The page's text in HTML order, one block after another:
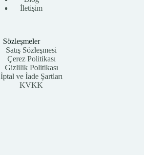
İletişim
Sözleşmeler
Satış Sözleşmesi
Çerez Politikası
Gizlilik Politikası
İptal ve İade Şartları
KVKK